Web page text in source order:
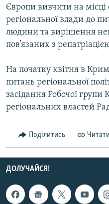
Європи вивчити на
регіональної влади до
людини та вирішення
пов’язаних з
На початку квітня в
питань регіональної
засідання Робочої групи
регіональних властей
Поділитись
ДОЛУЧАЙСЯ!